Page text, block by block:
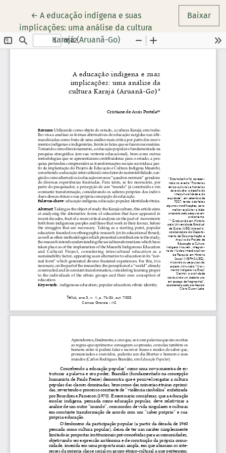
← Voltar aos Detalhes do Artigo
A educação indígena e suas
implicações: uma análise da cultura
Karajá (Aruanã-Go)
Baixar